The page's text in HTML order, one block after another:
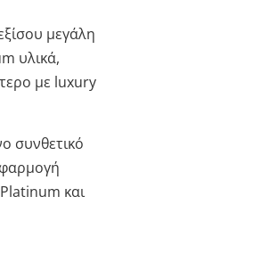
μεγάλη
υλικά,
με luxury
συνθετικό
και